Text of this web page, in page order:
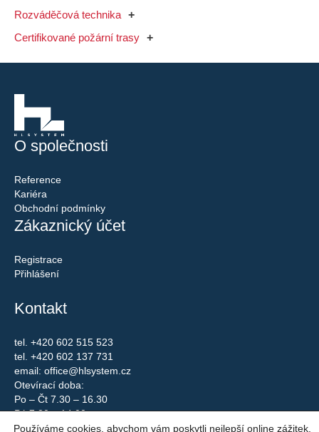
Rozváděčová technika
Certifikované požární trasy
O společnosti
Reference
Kariéra
Obchodní podmínky
Zákaznický účet
Registrace
Přihlášení
Kontakt
tel. +420 602 515 523
tel. +420 602 137 731
email: office@hlsystem.cz
Otevírací doba:
Po – Čt 7.30 – 16.30
Pá 7.30 – 14.00
Používáme cookies, abychom vám poskytli nejlepší online zážitek.